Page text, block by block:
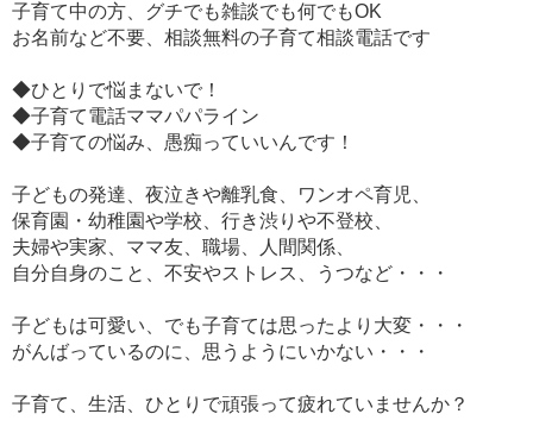
子育て中の方、グチでも雑談でも何でもOK
お名前など不要、相談無料の子育て相談電話です
◆ひとりで悩まないで！
◆子育て電話ママパパライン
◆子育ての悩み、愚痴っていいんです！
子どもの発達、夜泣きや離乳食、ワンオペ育児、
保育園・幼稚園や学校、行き渋りや不登校、
夫婦や実家、ママ友、職場、人間関係、
自分自身のこと、不安やストレス、うつなど・・・
子どもは可愛い、でも子育ては思ったより大変・・・
がんばっているのに、思うようにいかない・・・
子育て、生活、ひとりで頑張って疲れていませんか？